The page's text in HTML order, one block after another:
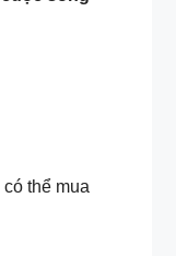
thể mua